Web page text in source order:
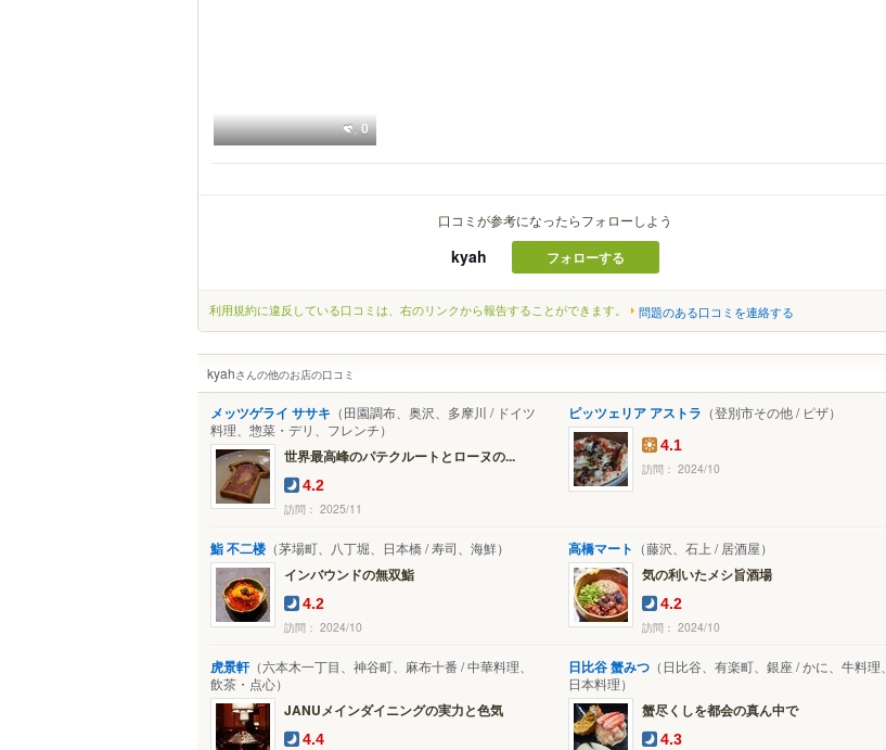
0
口コミが参考になったらフォローしよう
kyah フォローする
利用規約に違反している口コミは、右のリンクから報告することができます。 問題のある口コミを連絡する
kyahさんの他のお店の口コミ
メッツゲライ ササキ （田園調布、奥沢、多摩川 / ドイツ
料理、惣菜・デリ、フレンチ）
世界最高峰のパテクルートとローヌの...
4.2
訪問： 2025/11
ピッツェリア アストラ （登別市その他 / ピザ）
4.1
訪問： 2024/10
鮨 不二楼 （茅場町、八丁堀、日本橋 / 寿司、海鮮）
インバウンドの無双鮨
4.2
訪問： 2024/10
高橋マート （藤沢、石上 / 居酒屋）
気の利いたメシ旨酒場
4.2
訪問： 2024/10
虎景軒（六本木一丁目、神谷町、麻布十番 / 中華料理、
飲茶・点心）
JANUメインダイニングの実力と色気
4.4
日比谷 蟹みつ （日比谷、有楽町、銀座 / かに、牛料理、
日本料理）
蟹尽くしを都会の真ん中で
4.3